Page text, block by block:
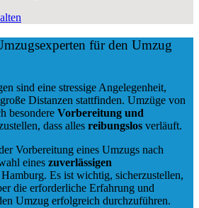
für den Umzug
sind eine stressige Angelegenheit,
Distanzen stattfinden. Umzüge von
besondere Vorbereitung und
dass alles reibungslos verläuft.
Vorbereitung eines Umzugs nach
eines zuverlässigen
Es ist wichtig, sicherzustellen,
die erforderliche Erfahrung und
Umzug erfolgreich durchzuführen.